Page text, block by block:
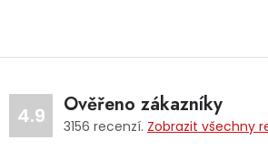
Autodoplňky
4.9 Ověřeno zákazníky
3156 recenzí. Zobrazit všechny